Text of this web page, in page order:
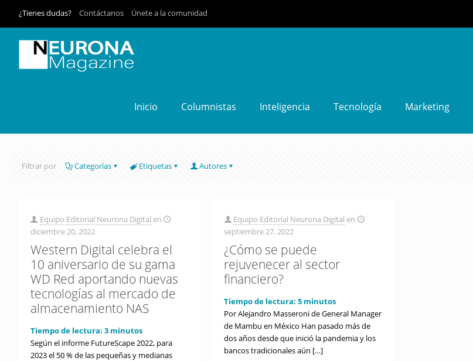
¿Tienes dudas? Contáctanos Únete a la comunidad
Inicio Columnistas Inteligencia Tecnología Marketing
Filtrar por Categorías Etiquetas Autores
Equipo Editorial Neurona Digital en
diciembre 20, 2022
Western Digital celebra el
10 aniversario de su gama
WD Red aportando nuevas
tecnologías al mercado de
almacenamiento NAS
Tiempo de lectura: 3 minutos
Según el informe FutureScape 2022, para
2023 el 50 % de las pequeñas y medianas
Equipo Editorial Neurona Digital en
septiembre 27, 2022
¿Cómo se puede
rejuvenecer al sector
financiero?
Tiempo de lectura:5 minutos
Por Alejandro Masseroni de General Manager
de Mambu en México Han pasado más de
dos años desde que inició la pandemia y los
bancos tradicionales aún […]